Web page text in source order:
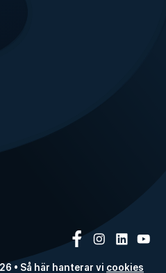
• Så här hanterar vi cookies